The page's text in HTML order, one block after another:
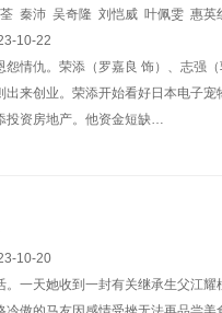
秦沛 吴奇隆 刘恺威 叶佩雯 惠英
10-22
情仇。荣添（罗嘉良 饰）、志强
来创业。荣添开始看好日本电子
投资房地产。他资金短缺…
10-20
一天她收到一封有关继承生父江